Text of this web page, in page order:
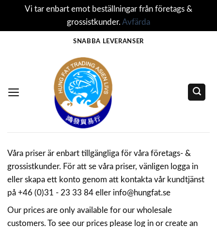
Vi tar enbart emot beställningar från företags &
grossistkunder. Avfärda
SNABBA LEVERANSER
Våra priser är enbart tillgängliga för våra företags- &
grossistkunder. För att se våra priser, vänligen logga in
eller skapa ett konto genom att kontakta vår kundtjänst
på +46 (0)31 - 23 33 84 eller info@hungfat.se
Our prices are only available for our wholesale
customers. To see our prices please log in or create an